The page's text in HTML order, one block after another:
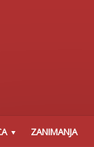
ZANIMANJA